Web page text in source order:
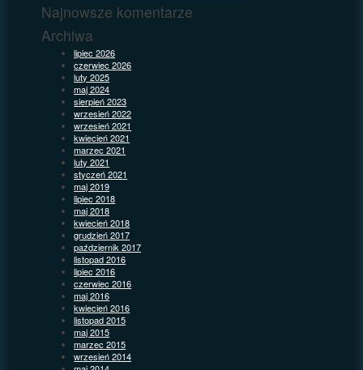
Najnowsze komentarze
Archiwa
lipiec 2026
czerwiec 2026
luty 2025
maj 2024
sierpień 2023
wrzesień 2022
wrzesień 2021
kwiecień 2021
marzec 2021
luty 2021
styczeń 2021
maj 2019
lipiec 2018
maj 2018
kwiecień 2018
grudzień 2017
październik 2017
listopad 2016
lipiec 2016
czerwiec 2016
maj 2016
kwiecień 2016
listopad 2015
maj 2015
marzec 2015
wrzesień 2014